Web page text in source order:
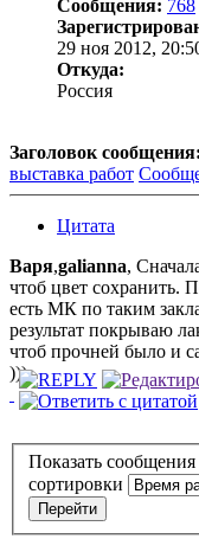
Сообщения: 768
29 ноя 2012,
Откуда:
Россия
Заголовок сообщения:
выставка работ
Цитата
Варя,galianna,
чтоб цвет сохранить.
есть МК по таким
результат покрываю
чтоб прочней было и
))).
Показать сообщения
сортировки